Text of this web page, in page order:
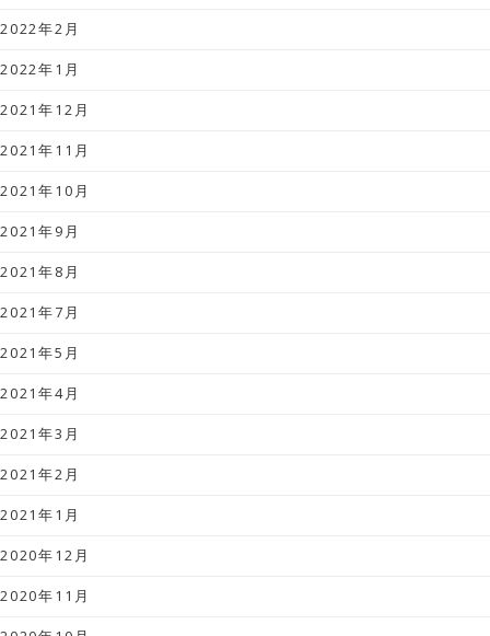
2022年2月
2022年1月
2021年12月
2021年11月
2021年10月
2021年9月
2021年8月
2021年7月
2021年5月
2021年4月
2021年3月
2021年2月
2021年1月
2020年12月
2020年11月